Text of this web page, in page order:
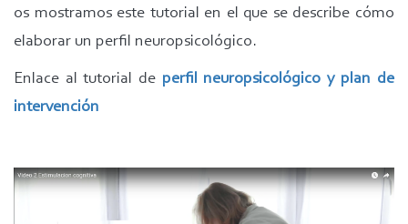
os mostramos este tutorial en el que se describe cómo
elaborar un perfil neuropsicológico.
Enlace al tutorial de perfil neuropsicológico y plan de
intervención